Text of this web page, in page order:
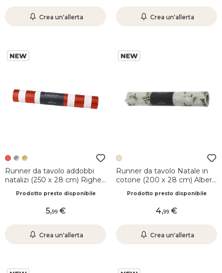
Crea un'allerta Crea un'allerta
Runner da tavolo addobbi
natalizi (250 x 28 cm) Righe
Prodotto presto disponibile
5,99
Crea un'allerta
Runner da tavolo Natale in
cotone (200 x 28 cm) Alberi
dorato
Prodotto presto disponibile
4,99
Crea un'allerta